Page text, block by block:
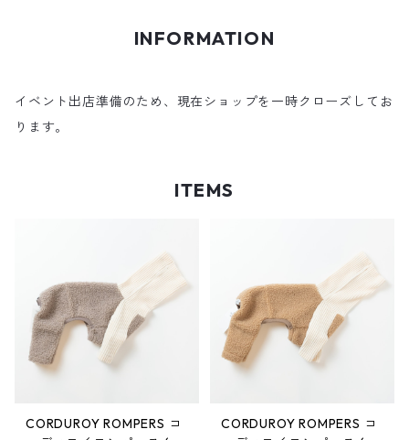
INFORMATION
イベント出店準備のため、現在ショップを一時クローズしてお
ります。
ITEMS
CORDUROY ROMPERS コ
CORDUROY ROMPERS コ